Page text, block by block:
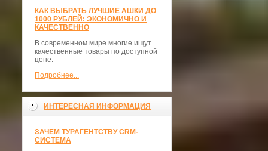
КАК ВЫБРАТЬ ЛУЧШИЕ АШКИ ДО
1000 РУБЛЕЙ: ЭКОНОМИЧНО И
КАЧЕСТВЕННО
В современном мире многие ищут
качественные товары по доступной
цене.
Подробнее...
ИНТЕРЕСНАЯ ИНФОРМАЦИЯ
ЗАЧЕМ ТУРАГЕНТСТВУ CRM-
СИСТЕМА